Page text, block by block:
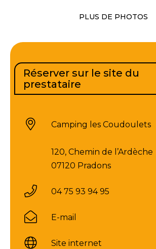
PLUS DE PHOTOS
Réserver sur le site du
prestataire
Camping les Coudoulets
120, Chemin de l’Ardèche
07120 Pradons
04 75 93 94 95
E-mail
Site internet